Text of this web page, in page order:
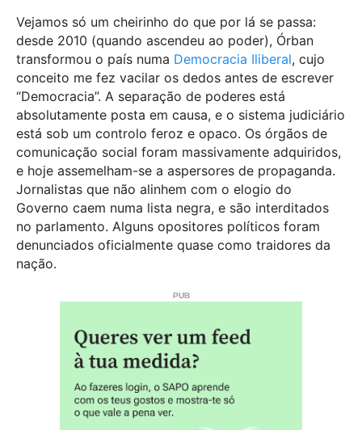
Vejamos só um cheirinho do que por lá se passa:
desde 2010 (quando ascendeu ao poder), Órban
transformou o país numa Democracia Iliberal, cujo
conceito me fez vacilar os dedos antes de escrever
“Democracia”. A separação de poderes está
absolutamente posta em causa, e o sistema judiciário
está sob um controlo feroz e opaco. Os órgãos de
comunicação social foram massivamente adquiridos,
e hoje assemelham-se a aspersores de propaganda.
Jornalistas que não alinhem com o elogio do
Governo caem numa lista negra, e são interditados
no parlamento. Alguns opositores políticos foram
denunciados oficialmente quase como traidores da
nação.